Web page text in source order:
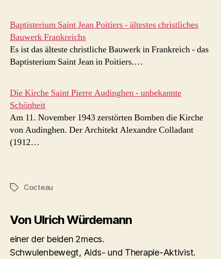
Baptisterium Saint Jean Poitiers - ältestes christliches
Bauwerk Frankreichs
Es ist das älteste christliche Bauwerk in Frankreich - das
Baptisterium Saint Jean in Poitiers.…
Die Kirche Saint Pierre Audinghen - unbekannte
Schönheit
Am 11. November 1943 zerstörten Bomben die Kirche
von Audinghen. Der Architekt Alexandre Colladant
(1912…
Schlagwörter
Cocteau
Von Ulrich Würdemann
einer der beiden 2mecs.
Schwulenbewegt, Aids- und Therapie-Aktivist.